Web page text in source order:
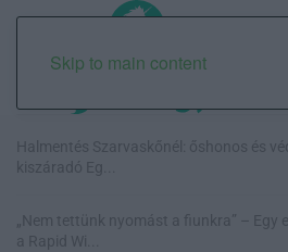
Skip to main content
Halmentés Szarvaskőnél: őshonos és
kiszáradó Eg...
„Nem tettünk nyomást a fiunkra” – Egy
a Rapid Wi...